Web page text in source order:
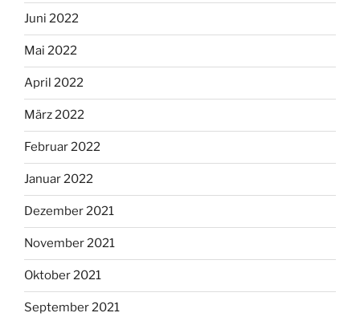
Juni 2022
Mai 2022
April 2022
März 2022
Februar 2022
Januar 2022
Dezember 2021
November 2021
Oktober 2021
September 2021